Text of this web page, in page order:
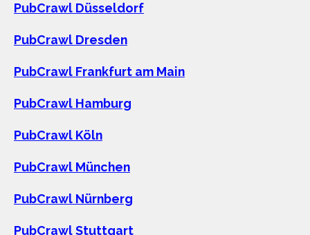
PubCrawl Düsseldorf
PubCrawl Dresden
PubCrawl Frankfurt am Main
PubCrawl Hamburg
PubCrawl Köln
PubCrawl München
PubCrawl Nürnberg
PubCrawl Stuttgart